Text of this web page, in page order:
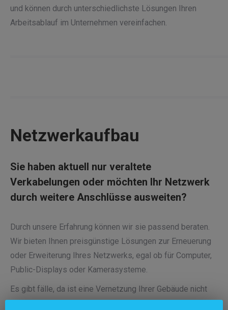
und können durch unterschiedlichste Lösungen Ihren
Arbeitsablauf im Unternehmen vereinfachen.
Netzwerkaufbau
Sie haben aktuell nur veraltete
Verkabelungen oder möchten Ihr Netzwerk
durch weitere Anschlüsse ausweiten?
Durch unsere Erfahrung können wir sie passend beraten.
Wir bieten Ihnen preisgünstige Lösungen zur Erneuerung
oder Erweiterung Ihres Netzwerks, egal ob für Computer,
Public-Displays oder Kamerasysteme.
Es gibt fälle, da ist eine Vernetzung Ihrer Gebäude nicht
ohne weiteres möglich, weil diese durch eine Straße oder